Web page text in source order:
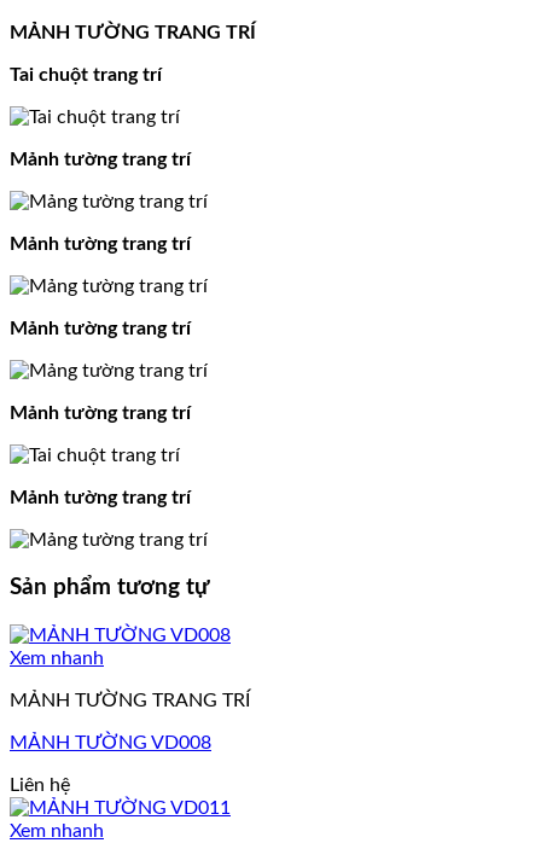
MẢNH TƯỜNG TRANG TRÍ
Tai chuột trang trí
Mảnh tường trang trí
Mảnh tường trang trí
Mảnh tường trang trí
Mảnh tường trang trí
Mảnh tường trang trí
Sản phẩm tương tự
Xem nhanh
MẢNH TƯỜNG TRANG TRÍ
MẢNH TƯỜNG VD008
Liên hệ
Xem nhanh